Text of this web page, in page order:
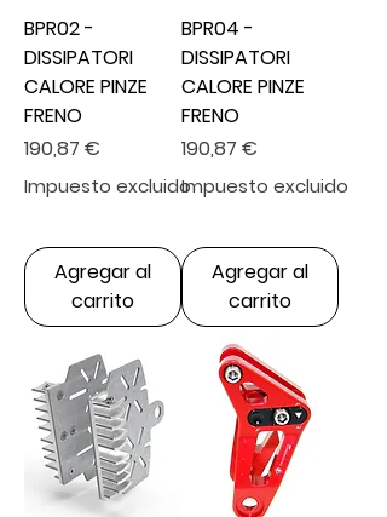
BPR02 -
DISSIPATORI
CALORE PINZE
FRENO
Precio
190,87 €
Impuesto excluido
Agregar al
carrito
BPR04 -
DISSIPATORI
CALORE PINZE
FRENO
Precio
190,87 €
Impuesto excluido
Agregar al
carrito